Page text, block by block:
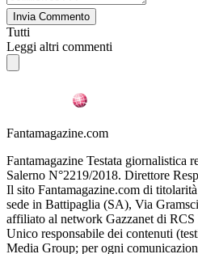
Invia Commento
Tutti
Leggi altri commenti
Fantamagazine.com
Fantamagazine Testata giornalistica
Salerno N°2219/2018. Direttore
Il sito Fantamagazine.com di
sede in Battipaglia (SA), Via
affiliato al network Gazzanet di RCS
Unico responsabile dei contenuti
Media Group; per ogni